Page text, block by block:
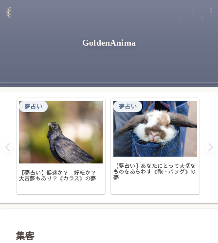
GoldenAnima
夢占い
【夢占い】低迷か？ 好転か？
大吉夢もあり？《カラス》の夢
夢占い
【夢占い】あなたにとって大切な
ものをあらわす《鞄・バッグ》の
夢
集客